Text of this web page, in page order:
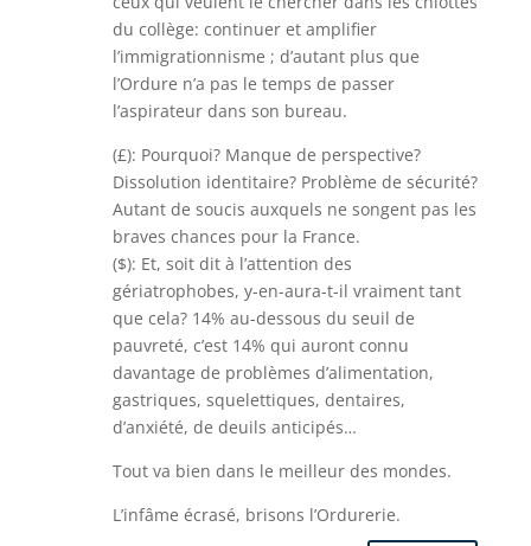
du collège: continuer et amplifier
l’immigrationnisme ; d’autant plus que
l’Ordure n’a pas le temps de passer
l’aspirateur dans son bureau.
(£): Pourquoi? Manque de perspective?
Dissolution identitaire? Problème de sécurité?
Autant de soucis auxquels ne songent pas les
braves chances pour la France.
($): Et, soit dit à l’attention des
gériatrophobes, y-en-aura-t-il vraiment tant
que cela? 14% au-dessous du seuil de
pauvreté, c’est 14% qui auront connu
davantage de problèmes d’alimentation,
gastriques, squelettiques, dentaires,
d’anxiété, de deuils anticipés…
Tout va bien dans le meilleur des mondes.
L’infâme écrasé, brisons l’Ordurerie.